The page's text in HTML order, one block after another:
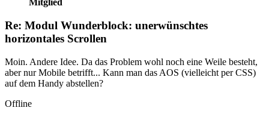
Mitglied
Re: Modul Wunderblock: unerwünschtes
horizontales Scrollen
Moin. Andere Idee. Da das Problem wohl noch eine Weile besteht,
aber nur Mobile betrifft... Kann man das AOS (vielleicht per CSS)
auf dem Handy abstellen?
Offline